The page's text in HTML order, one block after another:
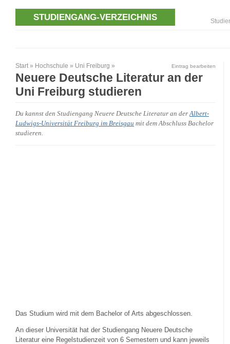
STUDIENGANG-VERZEICHNIS
Start » Hochschule » Uni Freiburg » Eintrag bearbeiten
Neuere Deutsche Literatur an der
Uni Freiburg studieren
Du kannst den Studiengang Neuere Deutsche Literatur an derAlbert-
Ludwigs-Universität Freiburg im Breisgau mit dem Abschluss Bachelor
studieren.
Das Studium wird mit dem Bachelor of Arts abgeschlossen.
An dieser Universität hat der Studiengang Neuere Deutsche
Literatur eine Regelstudienzeit von 6 Semestern und kann jeweils